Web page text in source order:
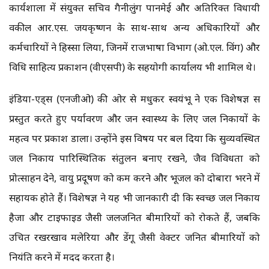
कार्यशाला में संयुक्त सचिव गैनीलुंग पानमेई और अतिरिक्त विधायी
वकील आर.एस. जयकृष्णन के साथ-साथ अन्य अधिकारियों और
कर्मचारियों ने हिस्सा लिया, जिनमें राजभाषा विभाग (ओ.एल. विंग) और
विधि साहित्य प्रकाशन (वीएसपी) के सहयोगी कार्यालय भी शामिल थे।
इंडिया-एड्स (एनजीओ) की ओर से मधुकर स्वयंभू ने एक विशेषज्ञ सत्र
प्रस्तुत करते हुए पर्यावरण और जन स्वास्थ्य के लिए जल निकायों के
महत्व पर प्रकाश डाला। उन्होंने इस विषय पर बल दिया कि सुव्यवस्थित
जल निकाय पारिस्थितिक संतुलन बनाए रखने, जैव विविधता को
प्रोत्साहन देने, वायु प्रदूषण को कम करने और भूजल को दोबारा भरने में
सहायक होते हैं। विशेषज्ञ ने यह भी जानकारी दी कि स्वच्छ जल निकाय
हैजा और टाइफाइड जैसी जलजनित बीमारियों को रोकते हैं, जबकि
उचित रखरखाव मलेरिया और डेंगू जैसी वेक्टर जनित बीमारियों को
नियंत्रित करने में मदद करता है।